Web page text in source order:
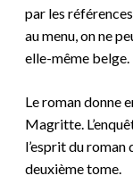
par les
au menu, on ne
elle-même belge.
Le roman donne
Magritte.
l’esprit du roman
deuxième tome.